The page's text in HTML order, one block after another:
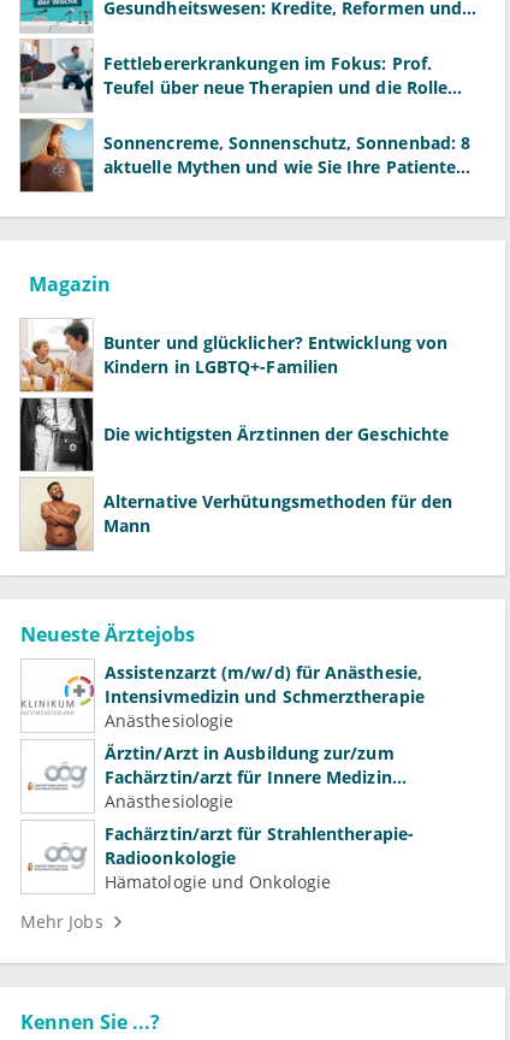
Gesundheitswesen: Kredite, Reformen und
Fettlebererkrankungen im Fokus: Prof.
Teufel über neue Therapien und die Rolle
Sonnencreme, Sonnenschutz, Sonnenbad: 8
aktuelle Mythen und wie Sie Ihre Patienten
Magazin
Bunter und glücklicher? Entwicklung von
Kindern in LGBTQ+-Familien
Die wichtigsten Ärztinnen der Geschichte
Alternative Verhütungsmethoden für den
Mann
Neueste Ärztejobs
Assistenzarzt (m/w/d) für Anästhesie,
Intensivmedizin und Schmerztherapie
Anästhesiologie
Ärztin/Arzt in Ausbildung zur/zum
Fachärztin/arzt für Innere Medizin
(Kardiologie, Nephrologie, Intensivmedizin)
Anästhesiologie
Fachärztin/arzt für Strahlentherapie-
Radioonkologie
Hämatologie und Onkologie
Mehr Jobs
Kennen Sie ...?